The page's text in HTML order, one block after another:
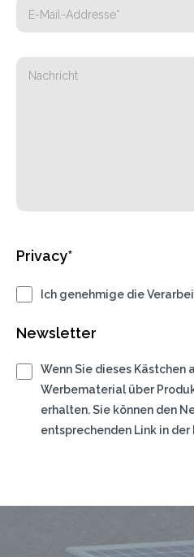
Privacy*
Ich genehmige die
Newsletter
Wenn Sie dieses Kästchen
Werbematerial über
erhalten. Sie können den
entsprechenden Link in